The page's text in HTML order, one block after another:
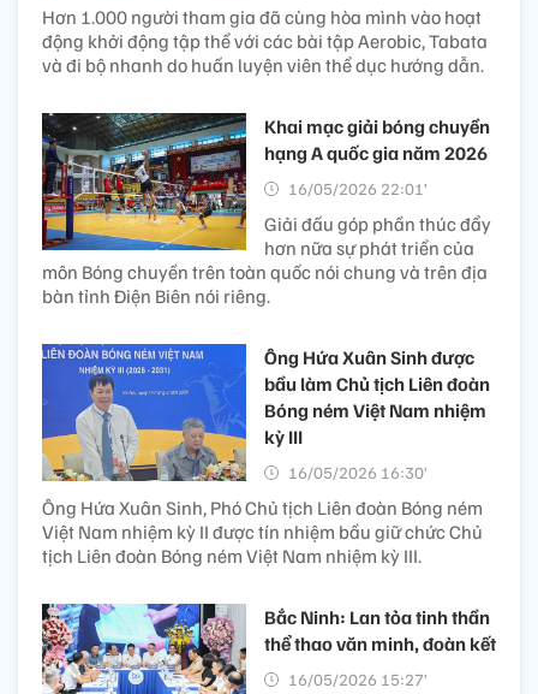
Hơn 1.000 người tham gia đã cùng hòa mình vào hoạt
động khởi động tập thể với các bài tập Aerobic, Tabata
và đi bộ nhanh do huấn luyện viên thể dục hướng dẫn.
Khai mạc giải bóng chuyền
hạng A quốc gia năm 2026
16/05/2026 22:01’
Giải đấu góp phần thúc đẩy
hơn nữa sự phát triển của
môn Bóng chuyền trên toàn quốc nói chung và trên địa
bàn tỉnh Điện Biên nói riêng.
Ông Hứa Xuân Sinh được
bầu làm Chủ tịch Liên đoàn
Bóng ném Việt Nam nhiệm
kỳ III
16/05/2026 16:30’
Ông Hứa Xuân Sinh, Phó Chủ tịch Liên đoàn Bóng ném
Việt Nam nhiệm kỳ II được tín nhiệm bầu giữ chức Chủ
tịch Liên đoàn Bóng ném Việt Nam nhiệm kỳ III.
Bắc Ninh: Lan tỏa tinh thần
thể thao văn minh, đoàn kết
16/05/2026 15:27’